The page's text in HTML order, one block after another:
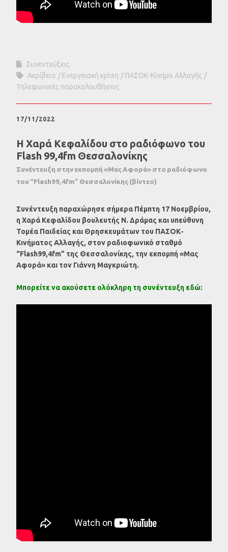
Συνεντεύξεις
Ακρίβεια
Ενεργειακή κρίση
ΠΑΣΟΚ-Κίνημα Αλλαγής
Τηλεφωνικές παρακολουθήσεις
17/11/2022
Η Χαρά Κεφαλίδου στο ραδιόφωνο του
Flash 99,4fm Θεσσαλονίκης
Συνέντευξη στην εκπομπή «Μας Αφορά» στο ραδιόφωνο
του “Flash99,4fm” Θεσσαλονίκης (βίντεο)
Συνέντευξη παραχώρησε σήμερα Πέμπτη 17 Νοεμβρίου,
η Χαρά Κεφαλίδου βουλευτής N. Δράμας και υπεύθυνη
Τομέα Παιδείας και Θρησκευμάτων του ΠΑΣΟΚ-
Κινήματος Αλλαγής, στον ραδιοφωνικό σταθμό
“Flash99,4fm” της Θεσσαλονίκης, την εκπομπή «Μας
Αφορά» και τον Γιάννη Μαγκριώτη.
Μπορείτε να ακούσετε ολόκληρη τη συνέντευξη εδώ: